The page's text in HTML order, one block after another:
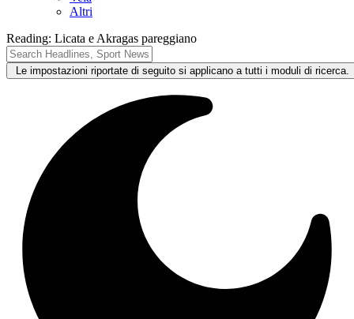
Altri
Reading: Licata e Akragas pareggiano